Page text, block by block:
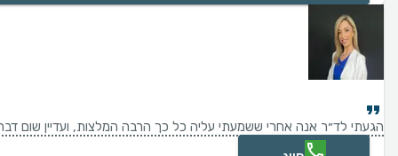
הגעתי לד״ר אנה אחרי ששמעתי עליה כל כך הרבה המלצות, ועדיין שום